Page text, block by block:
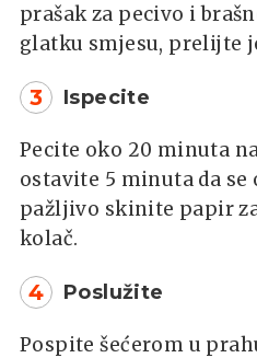
prašak za pecivo i
glatku smjesu, prelijte
3 Ispecite
Pecite oko 20 minuta
ostavite 5 minuta da se
pažljivo skinite papir
kolač.
4 Poslužite
Pospite šećerom u